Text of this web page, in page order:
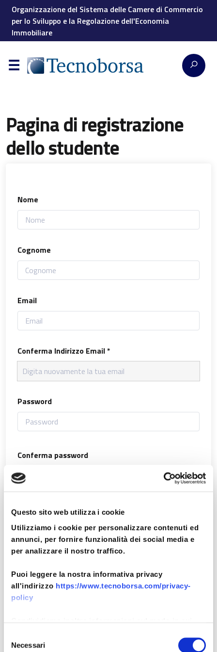
Questo sito web utilizza i cookie
Utilizziamo i cookie per personalizzare contenuti ed
annunci, per fornire funzionalità dei social media e
per analizzare il nostro traffico.
Puoi leggere la nostra informativa privacy
all'indirizzo https://www.tecnoborsa.com/privacy-
policy
occupano di analisi dei dati web, pubblicità e social
delNecessari
Organizzazione del Sistema delle Camere di Commercio
per lo Sviluppo e la Regolazione dell'Economia
Immobiliare
Pagina di registrazione
dello studente
Nome
Cognome
Email
Conferma Indirizzo Email *
Password
Conferma password
Professione *